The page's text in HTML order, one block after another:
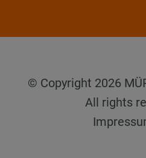
© Copyright 2026
All rights